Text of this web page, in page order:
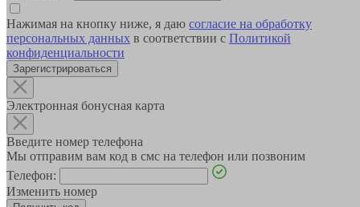
Нажимая на кнопку ниже, я даю согласие на обработку
персональных данных в соответствии с Политикой
конфиденциальности
Зарегистрироваться
Электронная бонусная карта
Введите номер телефона
Мы отправим вам код в смс на телефон или позвоним
Телефон:
Изменить номер